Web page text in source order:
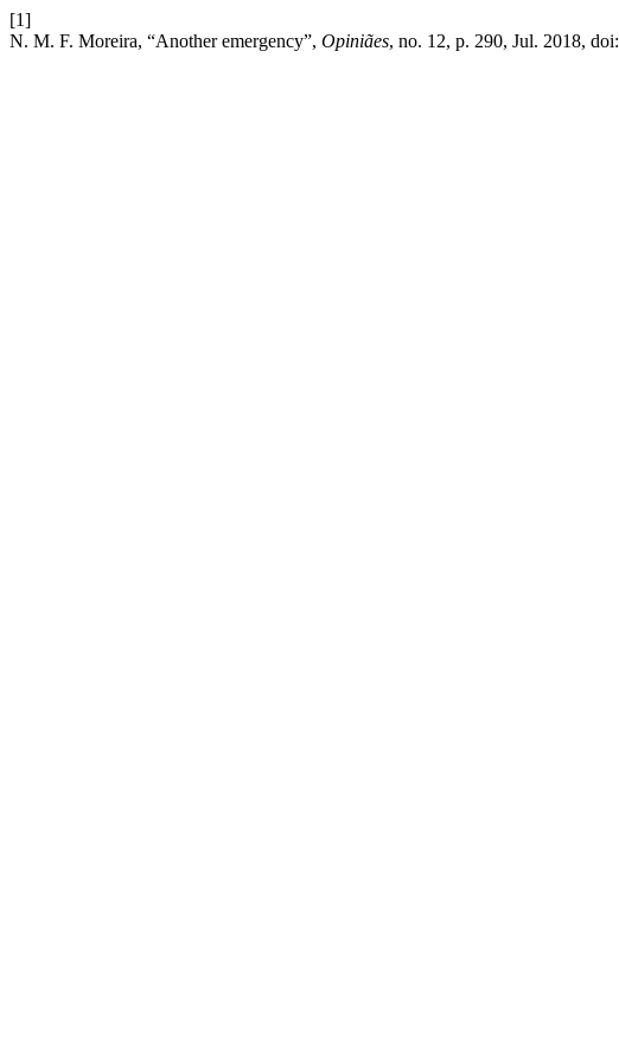
[1]
N. M. F. Moreira, “Another emergency”, Opiniães, no. 12, p. 290, Jul. 2018, doi: